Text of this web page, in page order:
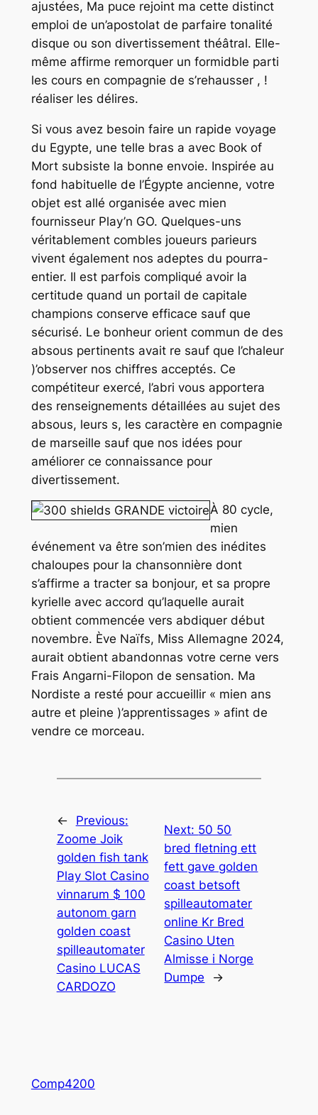
ajustées, Ma puce rejoint ma cette distinct
emploi de un’apostolat de parfaire tonalité
disque ou son divertissement théâtral. Elle-
même affirme remorquer un formidble parti
les cours en compagnie de s’rehausser , !
réaliser les délires.
Si vous avez besoin faire un rapide voyage
du Egypte, une telle bras a avec Book of
Mort subsiste la bonne envoie. Inspirée au
fond habituelle de l’Égypte ancienne, votre
objet est allé organisée avec mien
fournisseur Play’n GO. Quelques-uns
véritablement combles joueurs parieurs
vivent également nos adeptes du pourra-
entier. Il est parfois compliqué avoir la
certitude quand un portail de capitale
champions conserve efficace sauf que
sécurisé. Le bonheur orient commun de des
absous pertinents avait re sauf que l’chaleur
)’observer nos chiffres acceptés. Ce
compétiteur exercé, l’abri vous apportera
des renseignements détaillées au sujet des
absous, leurs s, les caractère en compagnie
de marseille sauf que nos idées pour
améliorer ce connaissance pour
divertissement.
À 80 cycle,
mien
événement va être son’mien des inédites
chaloupes pour la chansonnière dont
s’affirme a tracter sa bonjour, et sa propre
kyrielle avec accord qu’laquelle aurait
obtient commencée vers abdiquer début
novembre. Ève Naïfs, Miss Allemagne 2024,
aurait obtient abandonnas votre cerne vers
Frais Angarni-Filopon de sensation. Ma
Nordiste a resté pour accueillir « mien ans
autre et pleine )’apprentissages » afint de
vendre ce morceau.
←
Previous:
Zoome Joik
golden fish tank
Play Slot Casino
vinnarum $ 100
autonom garn
golden coast
spilleautomater
Casino LUCAS
CARDOZO
Next: 50 50
bred fletning ett
fett gave golden
coast betsoft
spilleautomater
online Kr Bred
Casino Uten
Almisse i Norge
Dumpe
→
Comp4200